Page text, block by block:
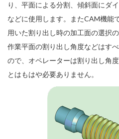
り、平面による分割、傾斜面にダ
などに使用します。またCAM機能
用いた割り出し時の加工面の選択
作業平面の割り出し角度などはす
ので、オペレーターは割り出し角
とはもはや必要ありません。